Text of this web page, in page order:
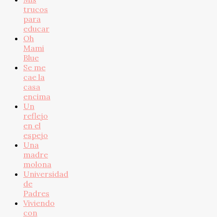
trucos
para
educar
Oh
Mami
Blue
Se me
cae la
casa
encima
Un
reflejo
en el
espejo
Una
madre
molona
Universidad
de
Padres
Viviendo
con